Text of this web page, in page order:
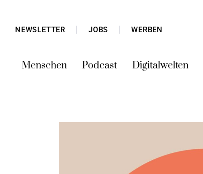
NEWSLETTER JOBS WERBEN
Menschen Podcast Digitalwelten